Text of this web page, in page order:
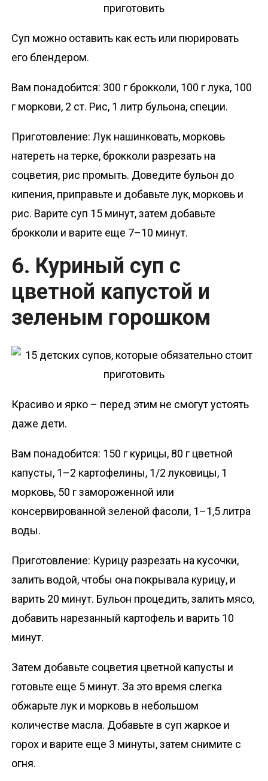
Суп можно оставить как есть или пюрировать
его блендером.
Вам понадобится: 300 г брокколи, 100 г лука, 100
г моркови, 2 ст. Рис, 1 литр бульона, специи.
Приготовление: Лук нашинковать, морковь
натереть на терке, брокколи разрезать на
соцветия, рис промыть. Доведите бульон до
кипения, приправьте и добавьте лук, морковь и
рис. Варите суп 15 минут, затем добавьте
брокколи и варите еще 7–10 минут.
6. Куриный суп с
цветной капустой и
зеленым горошком
Красиво и ярко – перед этим не смогут устоять
даже дети.
Вам понадобится: 150 г курицы, 80 г цветной
капусты, 1–2 картофелины, 1/2 луковицы, 1
морковь, 50 г замороженной или
консервированной зеленой фасоли, 1–1,5 литра
воды.
Приготовление: Курицу разрезать на кусочки,
залить водой, чтобы она покрывала курицу, и
варить 20 минут. Бульон процедить, залить мясо,
добавить нарезанный картофель и варить 10
минут.
Затем добавьте соцветия цветной капусты и
готовьте еще 5 минут. За это время слегка
обжарьте лук и морковь в небольшом
количестве масла. Добавьте в суп жаркое и
горох и варите еще 3 минуты, затем снимите с
огня.